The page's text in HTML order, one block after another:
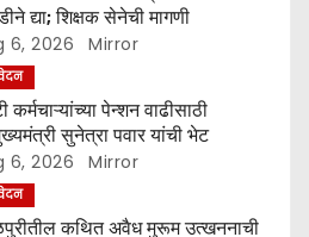
द्या; शिक्षक सेनेची मागणी
6, 2026 Mirror
कर्मचाऱ्यांच्या पेन्शन वाढीसाठी
सुनेत्रा पवार यांची भेट
6, 2026 Mirror
कथित अवैध मुरूम उत्खननाची